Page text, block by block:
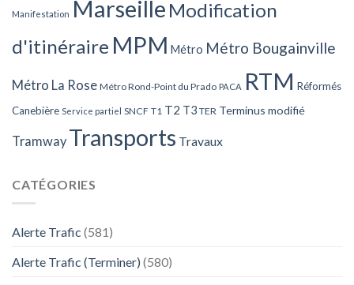
Manifestation Marseille Modification
d'itinéraire MPM Métro Métro Bougainville
Métro La Rose Métro Rond-Point du Prado PACA RTM Réformés
Canebière Service partiel SNCF T1 T2 T3 TER Terminus modifié
Tramway Transports Travaux
CATÉGORIES
Alerte Trafic (581)
Alerte Trafic (Terminer) (580)